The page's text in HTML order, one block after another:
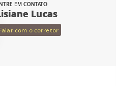
EM CONTATO
Lucas
com o corretor